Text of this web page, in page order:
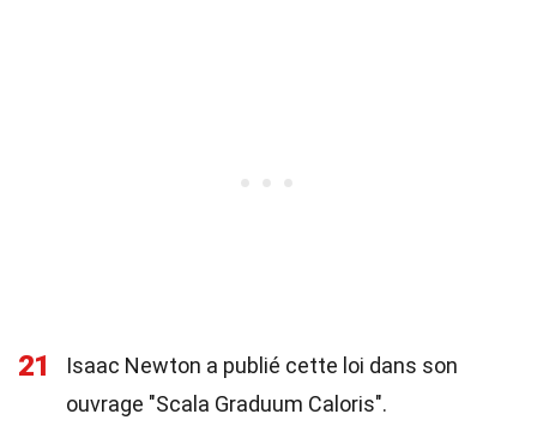
21
Isaac Newton a publié cette loi dans son
ouvrage "Scala Graduum Caloris".